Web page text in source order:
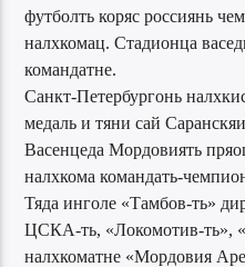
футболть коряс россиянь
налхкомац. Стадионца
командатне.
Санкт-Петербургонь
медаль и тяни сай
Васенцеда Мордовиять
налхкома командать-
Тяда инголе «Тамбов-ть»
ЦСКА-ть, «Локомотив-ть»,
налхкоматне «Мордовия